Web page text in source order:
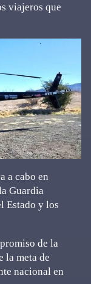
viajeros que
a cabo en
Guardia
Estado y los
de la
la meta de
nacional en